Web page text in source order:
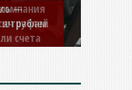
рублей
счета